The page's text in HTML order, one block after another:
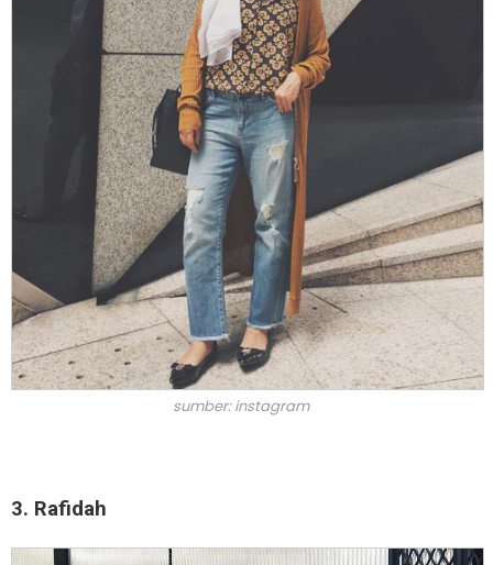
sumber: instagram
3. Rafidah